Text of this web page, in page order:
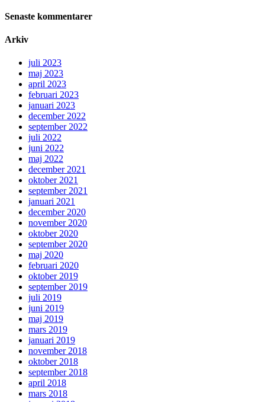
Senaste kommentarer
Arkiv
juli 2023
maj 2023
april 2023
februari 2023
januari 2023
december 2022
september 2022
juli 2022
juni 2022
maj 2022
december 2021
oktober 2021
september 2021
januari 2021
december 2020
november 2020
oktober 2020
september 2020
maj 2020
februari 2020
oktober 2019
september 2019
juli 2019
juni 2019
maj 2019
mars 2019
januari 2019
november 2018
oktober 2018
september 2018
april 2018
mars 2018